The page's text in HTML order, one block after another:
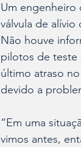
Um engenheiro
válvula de
Não houve
pilotos de teste
último atraso
devido a
“Em uma
vimos antes,